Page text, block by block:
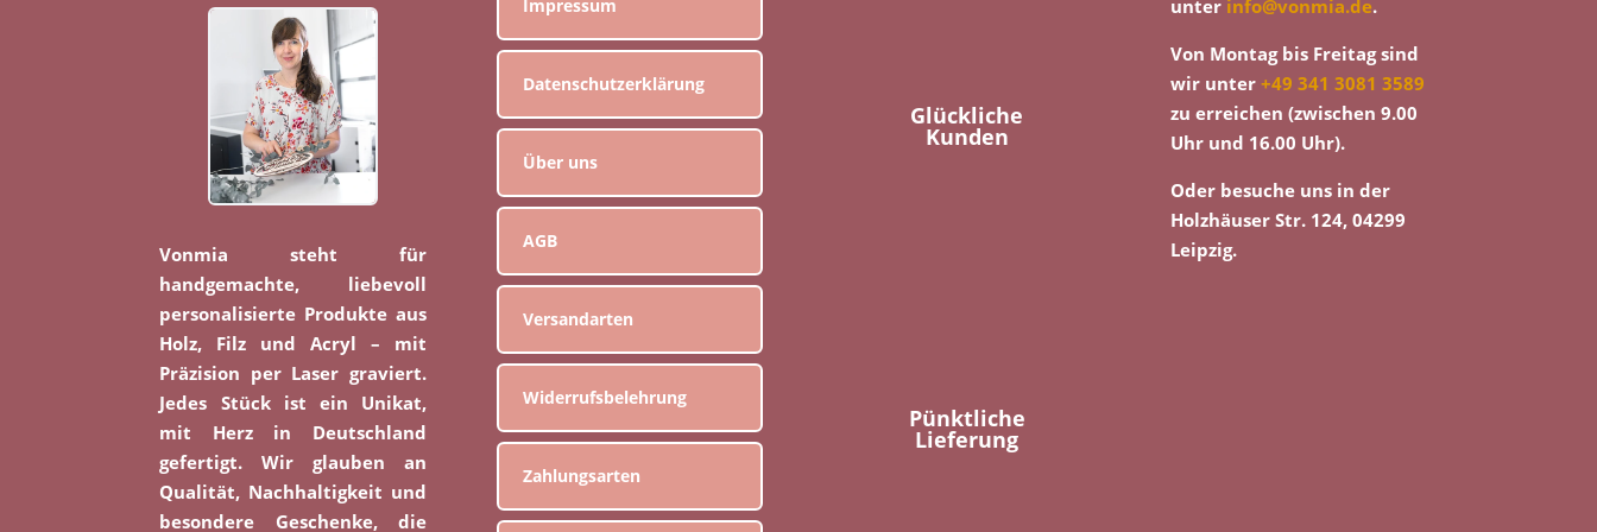
Vonmia steht für
handgemachte, liebevoll
personalisierte Produkte aus
Holz, Filz und Acryl – mit
Präzision per Laser graviert.
Jedes Stück ist ein Unikat,
mit Herz in Deutschland
gefertigt. Wir glauben an
Qualität, Nachhaltigkeit und
besondere Geschenke, die
Impressum
Datenschutzerklärung
Über uns
AGB
Versandarten
Widerrufsbelehrung
Zahlungsarten
Glückliche
Kunden
Pünktliche
Lieferung
unter info@vonmia.de.
Von Montag bis Freitag sind
wir unter+49 341 3081 3589
zu erreichen (zwischen 9.00
Uhr und 16.00 Uhr).
Oder besuche uns in der
Holzhäuser Str. 124, 04299
Leipzig.